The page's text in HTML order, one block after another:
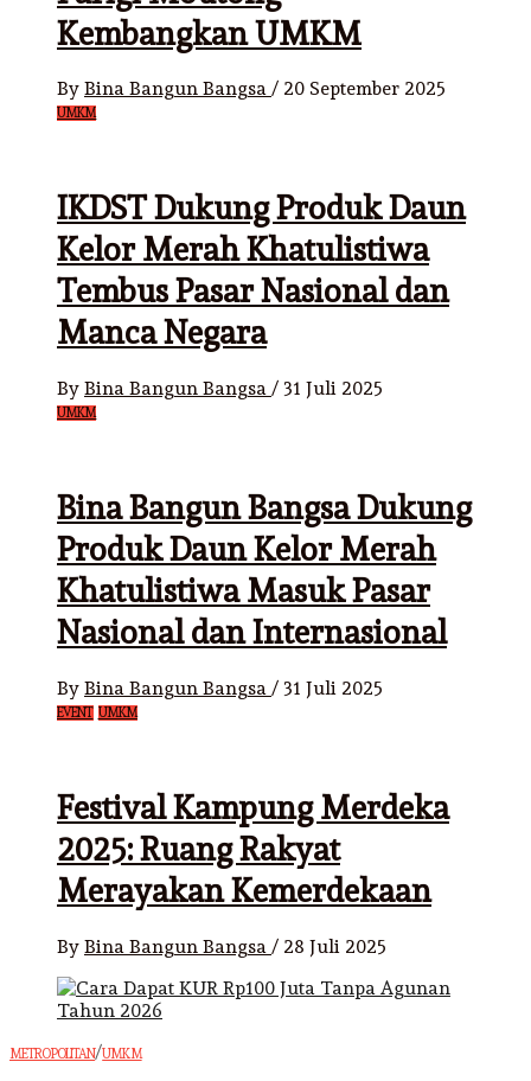
Kembangkan UMKM
By Bina Bangun Bangsa / 20 September 2025
UMKM
IKDST Dukung Produk Daun
Kelor Merah Khatulistiwa
Tembus Pasar Nasional dan
Manca Negara
By Bina Bangun Bangsa / 31 Juli 2025
UMKM
Bina Bangun Bangsa Dukung
Produk Daun Kelor Merah
Khatulistiwa Masuk Pasar
Nasional dan Internasional
By Bina Bangun Bangsa / 31 Juli 2025
EVENT UMKM
Festival Kampung Merdeka
2025: Ruang Rakyat
Merayakan Kemerdekaan
By Bina Bangun Bangsa / 28 Juli 2025
METROPOLITAN/UMKM